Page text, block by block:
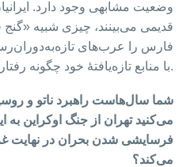
وضعیت مشابهی وجود دارد.
قدیمی می‌بینند، چیزی شبیه
فارس را عرب‌های
با منابع تازه‌یافتهٔ خود چگونه رفتار کنند.
شما سال‌هاست راهبرد ناتو و
می‌کنید تهران از جنگ اوکراین
فرسایشی شدن بحران در نهایت
می‌کند؟